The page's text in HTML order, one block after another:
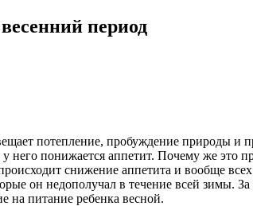
период
потепление, пробуждение природы и
него понижается аппетит. Почему же это
снижение аппетита и вообще
он недополучал в течение всей зимы.
на питание ребенка весной.